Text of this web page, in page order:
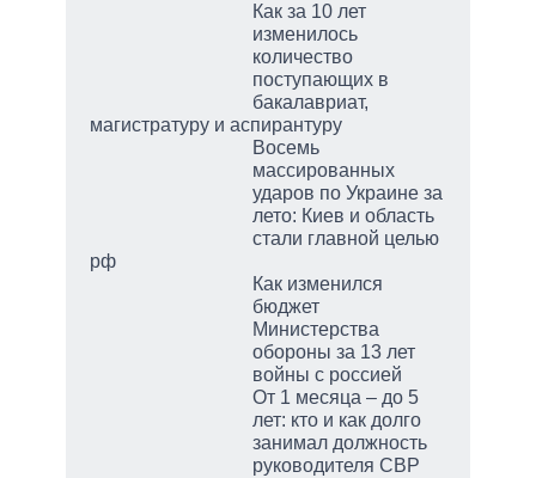
Как за 10 лет
изменилось
количество
поступающих в
бакалавриат,
магистратуру и аспирантуру
Восемь
массированных
ударов по Украине за
лето: Киев и область
стали главной целью
рф
Как изменился
бюджет
Министерства
обороны за 13 лет
войны с россией
От 1 месяца – до 5
лет: кто и как долго
занимал должность
руководителя СВР